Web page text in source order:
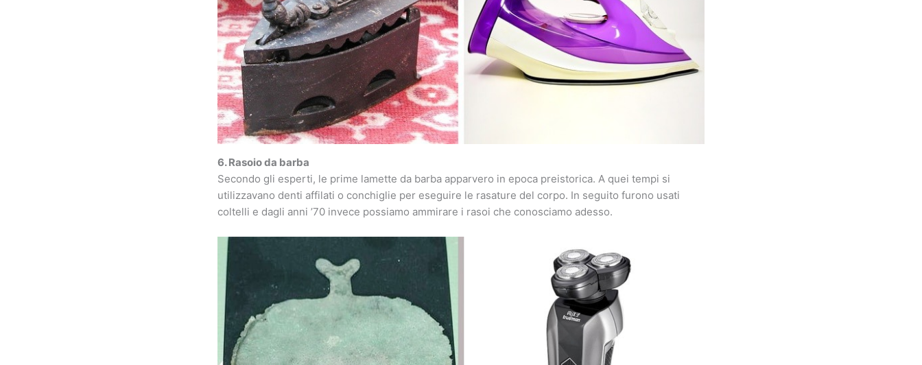
6. Rasoio da barba
Secondo gli esperti, le prime lamette da barba apparvero in epoca preistorica. A quei tempi si
utilizzavano denti affilati o conchiglie per eseguire le rasature del corpo. In seguito furono usati
coltelli e dagli anni ’70 invece possiamo ammirare i rasoi che conosciamo adesso.